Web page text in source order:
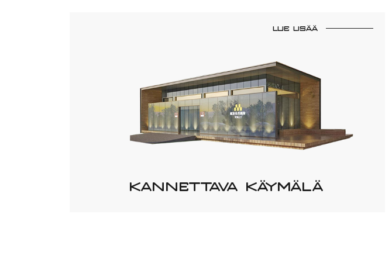
KANNETTAVA KÄYMÄLÄ
LUE LISÄÄ